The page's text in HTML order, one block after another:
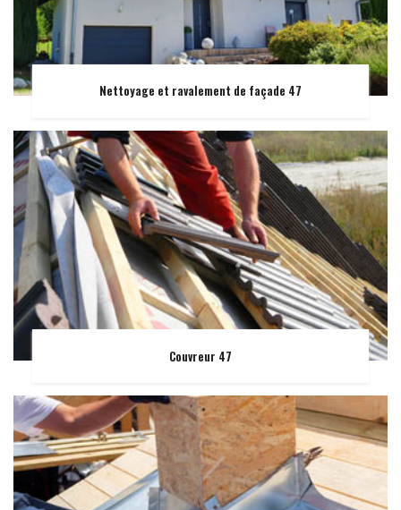
Nettoyage et ravalement de façade 47
Couvreur 47